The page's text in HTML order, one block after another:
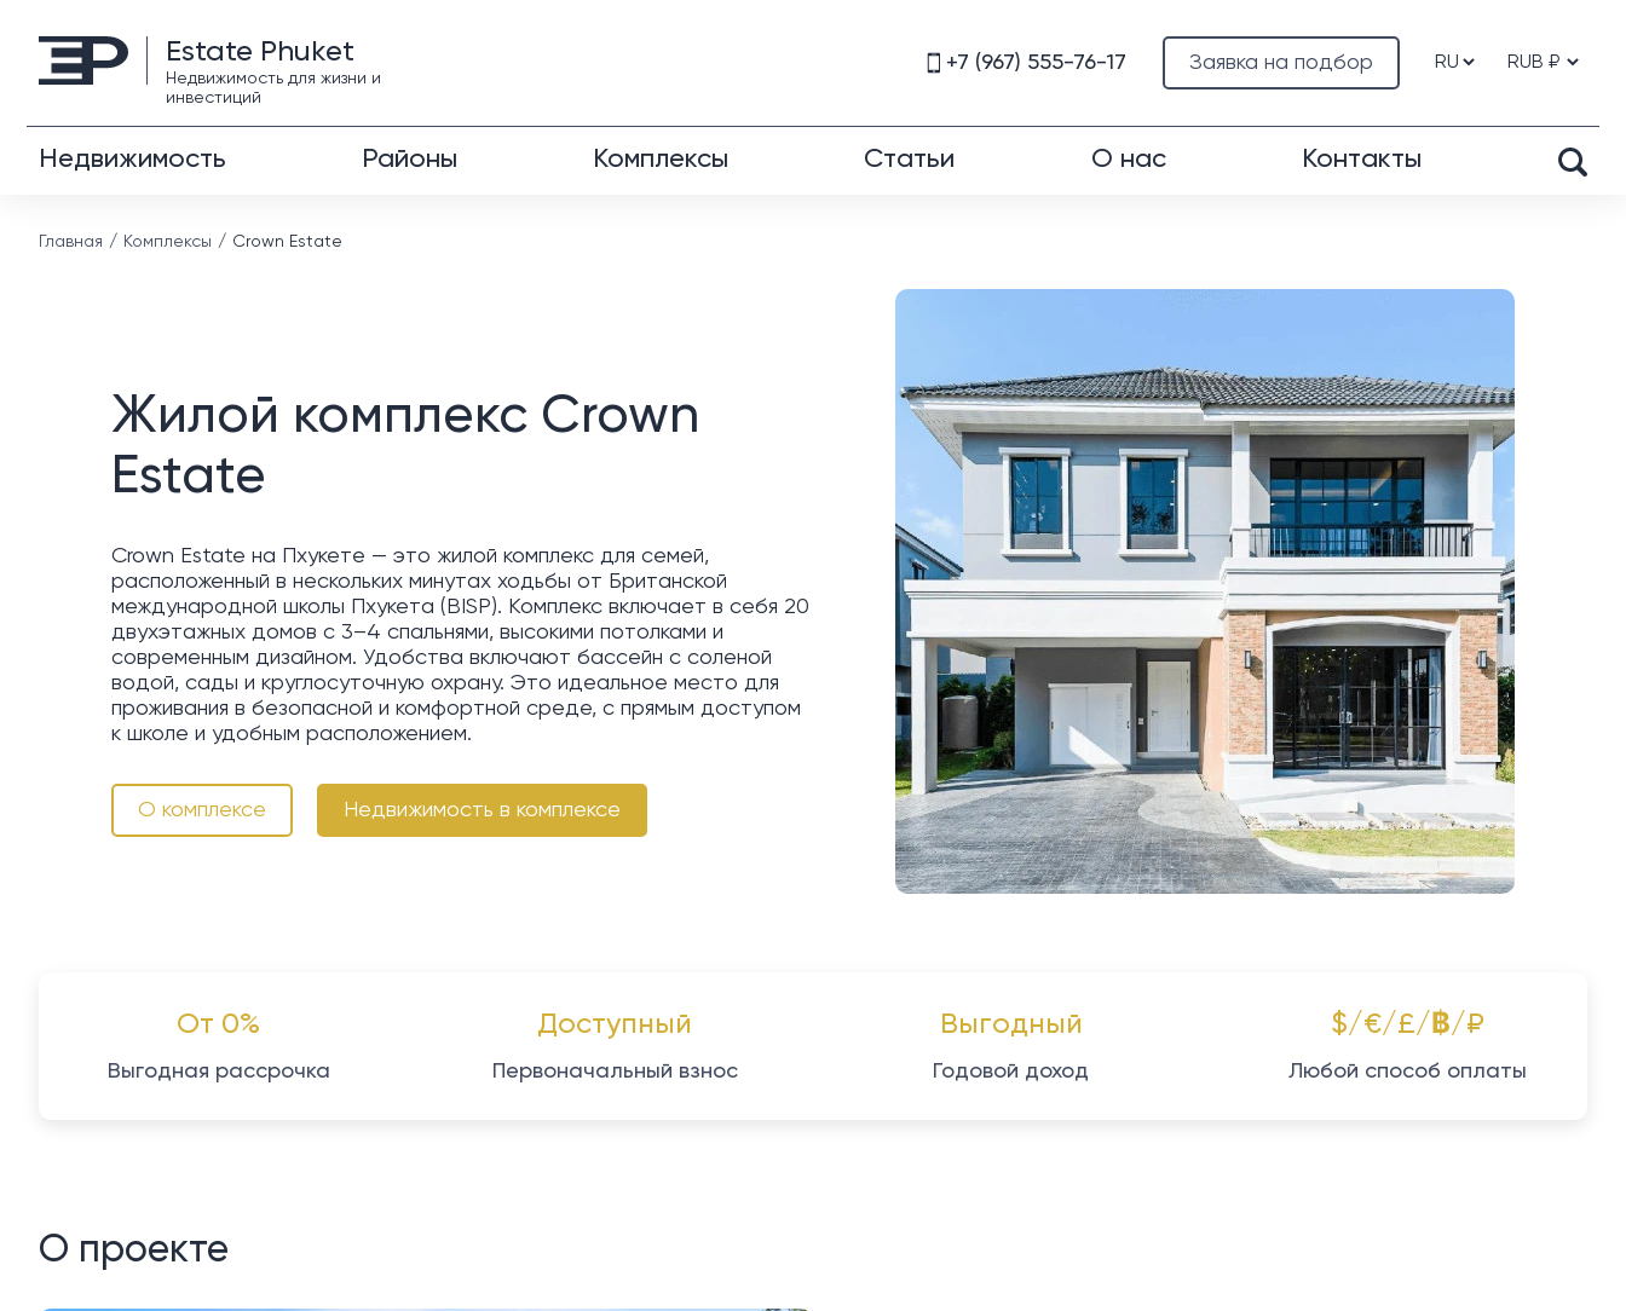
Estate Phuket
Недвижимость для жизни и
инвестиций
Заявка на подбор
+7 (967) 555-76-17
Недвижимость Районы Комплексы Статьи О нас Контакты
Главная Комплексы Crown Estate
Жилой комплекс Crown
Estate
Crown Estate на Пхукете — это жилой комплекс для семей,
расположенный в нескольких минутах ходьбы от Британской
международной школы Пхукета (BISP). Комплекс включает в себя 20
двухэтажных домов с 3–4 спальнями, высокими потолками и
современным дизайном. Удобства включают бассейн с соленой
водой, сады и круглосуточную охрану. Это идеальное место для
проживания в безопасной и комфортной среде, с прямым доступом
к школе и удобным расположением.
О комплексе Недвижимость в комплексе
От 0%
Выгодная рассрочка
Доступный
Первоначальный взнос
Выгодный
Годовой доход
$/€/£/฿/₽
Любой способ оплаты
О проекте